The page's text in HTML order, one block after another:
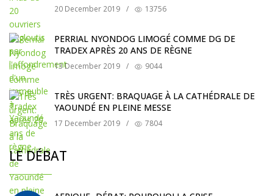
20 December 2019 / 13756
PERRIAL NYONDOG LIMOGÉ COMME DG DE
TRADEX APRÈS 20 ANS DE RÈGNE
13 December 2019 / 9044
TRÈS URGENT: BRAQUAGE À LA CATHÉDRALE DE
YAOUNDÉ EN PLEINE MESSE
17 December 2019 / 7804
LE DÉBAT